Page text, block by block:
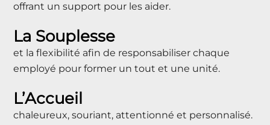
offrant un support pour les aider.
La Souplesse
et la flexibilité afin de responsabiliser chaque
employé pour former un tout et une unité.
L’Accueil
chaleureux, souriant, attentionné et personnalisé.